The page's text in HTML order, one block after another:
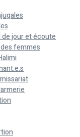
jour et écoute
femmes